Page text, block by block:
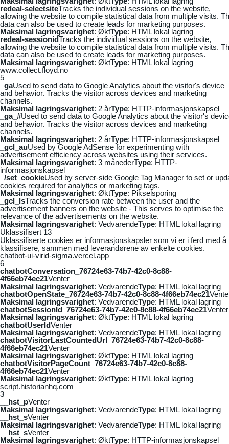
redeal-selectsiteTracks the individual sessions on the website,
allowing the website to compile statistical data from multiple visits.
data can also be used to create leads for marketing purposes.
Maksimal lagringsvarighet: ØktType: HTML lokal lagring
redeal-sessionidTracks the individual sessions on the website,
allowing the website to compile statistical data from multiple visits.
data can also be used to create leads for marketing purposes.
Maksimal lagringsvarighet: ØktType: HTML lokal lagring
www.collect.floyd.no
5
_gaUsed to send data to Google Analytics about the visitor's device
and behavior. Tracks the visitor across devices and marketing
channels.
Maksimal lagringsvarighet: 2 årType: HTTP-informasjonskapsel
_ga_#Used to send data to Google Analytics about the visitor's
and behavior. Tracks the visitor across devices and marketing
channels.
Maksimal lagringsvarighet: 2 årType: HTTP-informasjonskapsel
_gcl_auUsed by Google AdSense for experimenting with
advertisement efficiency across websites using their services.
Maksimal lagringsvarighet: 3 månederType: HTTP-
informasjonskapsel
_/set_cookieUsed by server-side Google Tag Manager to set or
cookies required for analytics or marketing tags.
Maksimal lagringsvarighet: ØktType: Pikselsporing
_gcl_lsTracks the conversion rate between the user and the
advertisement banners on the website - This serves to optimise the
relevance of the advertisements on the website.
Maksimal lagringsvarighet: VedvarendeType: HTML lokal lagring
Uklassifisert 13
Uklassifiserte cookies er informasjonskapsler som vi er i ferd med å
klassifisere, sammen med leverandørene av enkelte cookies.
chatbot-ui-virid-sigma.vercel.app
6
chatbotConversation_76724e63-74b7-42c0-8c88-
4f66eb74ec21Venter
Maksimal lagringsvarighet: VedvarendeType: HTML lokal lagring
chatbotOpenState_76724e63-74b7-42c0-8c88-4f66eb74ec21
Maksimal lagringsvarighet: VedvarendeType: HTML lokal lagring
chatbotSessionId_76724e63-74b7-42c0-8c88-4f66eb74ec21Venter
Maksimal lagringsvarighet: ØktType: HTML lokal lagring
chatbotUserIdVenter
Maksimal lagringsvarighet: VedvarendeType: HTML lokal lagring
chatbotVisitorLastCountedUrl_76724e63-74b7-42c0-8c88-
4f66eb74ec21Venter
Maksimal lagringsvarighet: ØktType: HTML lokal lagring
chatbotVisitorPageCount_76724e63-74b7-42c0-8c88-
4f66eb74ec21Venter
Maksimal lagringsvarighet: ØktType: HTML lokal lagring
script.historianhq.com
3
__hst_pVenter
Maksimal lagringsvarighet: VedvarendeType: HTML lokal lagring
__hst_sVenter
Maksimal lagringsvarighet: VedvarendeType: HTML lokal lagring
__hst_sVenter
Maksimal lagringsvarighet: ØktType: HTTP-informasjonskapsel